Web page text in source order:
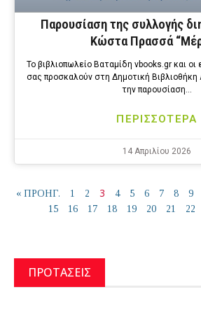
Παρουσίαση της συλλογής
Κώστα Πρασσά
Το βιβλιοπωλείο Βαταμίδη vbooks.gr και οι
σας προσκαλούν στη Δημοτική Βιβλιοθήκη
την παρουσίαση…
ΠΕΡΙΣΣΟΤΕΡΑ
14 Απριλίου 2026
« ΠΡΟΗΓ. 1 2 3 4 5 6 7 8 9
15
16 17 18 19 20 21 22
ΠΡΟΤΑΣΕΙΣ